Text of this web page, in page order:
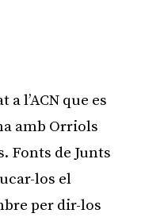
l’ACN que es
amb Orriols
Fonts de Junts
los el
per dir-los